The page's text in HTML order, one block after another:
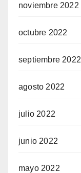
noviembre 2022
octubre 2022
septiembre 2022
agosto 2022
julio 2022
junio 2022
mayo 2022